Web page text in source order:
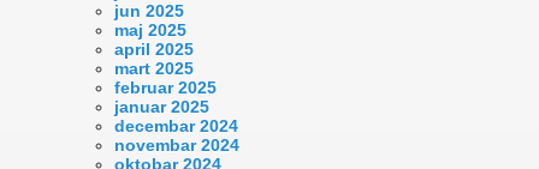
jun 2025
maj 2025
april 2025
mart 2025
februar 2025
januar 2025
decembar 2024
novembar 2024
oktobar 2024